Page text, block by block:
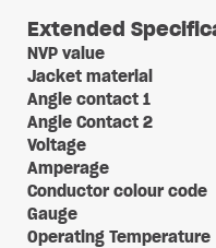
Extended
NVP value
Jacket material
Angle contact 1
Angle Contact 2
Voltage
Amperage
Conductor colour code
Gauge
Operating Temperature